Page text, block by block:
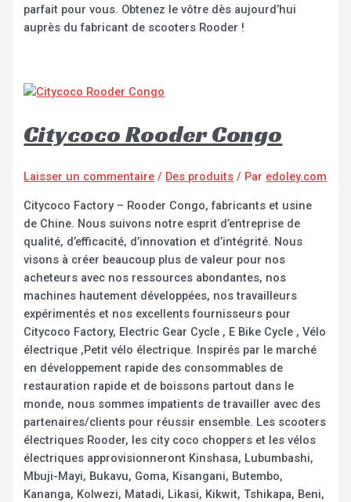
parfait pour vous. Obtenez le vôtre dès aujourd’hui
auprès du fabricant de scooters Rooder !
Citycoco Rooder Congo
Laisser un commentaire / Des produits / Par edoley.com
Citycoco Factory – Rooder Congo, fabricants et usine
de Chine. Nous suivons notre esprit d’entreprise de
qualité, d’efficacité, d’innovation et d’intégrité. Nous
visons à créer beaucoup plus de valeur pour nos
acheteurs avec nos ressources abondantes, nos
machines hautement développées, nos travailleurs
expérimentés et nos excellents fournisseurs pour
Citycoco Factory, Electric Gear Cycle , E Bike Cycle , Vélo
électrique ,Petit vélo électrique. Inspirés par le marché
en développement rapide des consommables de
restauration rapide et de boissons partout dans le
monde, nous sommes impatients de travailler avec des
partenaires/clients pour réussir ensemble. Les scooters
électriques Rooder, les city coco choppers et les vélos
électriques approvisionneront Kinshasa, Lubumbashi,
Mbuji-Mayi, Bukavu, Goma, Kisangani, Butembo,
Kananga, Kolwezi, Matadi, Likasi, Kikwit, Tshikapa, Beni,